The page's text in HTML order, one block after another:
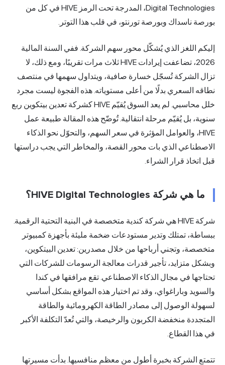
Digital Technologies، المدرجة تحت الرمز HIVE في كل من
بورصة ناسداك وبورصة تورنتو، في قلب هذا التوتر.
إليكم اللغز الذي يُشكّل محور سهم الشركة. ففي السنة المالية
2026، تضاعفت إيرادات HIVE ثلاث مرات تقريبًا، ومع ذلك، لا
تزال الشركة تُسجّل خسارة صافية، ويتداول سهمها في منتصف
نطاقه السعري بدلًا من أعلى مستوياته. هذه الفجوة ليست مجرد
خلل محاسبي. لم يعد السوق يُقيّم HIVE كشركة تعدين بيتكوين ربع
سنوية، بل يُقيّم مرحلة انتقالية. تُوضّح هذه المقالة طبيعة عمل
HIVE، والعوامل المؤثرة في سعر السهم، والتحوّل نحو الذكاء
الاصطناعي الذي بات محور القصة، والمخاطر التي يجب دراستها
قبل اتخاذ قرار الشراء.
ما هي شركة HIVE Digital Technologies؟
شركة HIVE هي شركة كندية متخصصة في البنية التحتية الرقمية.
ببساطة، تمتلك وتدير مستودعات ضخمة مليئة بأجهزة كمبيوتر
متخصصة، وتجني أرباحها من خلال مصدرين: تعدين البيتكوين،
وبشكل متزايد، تأجير قدرات معالجة الرسومات للشركات التي
تحتاجها في مجال الذكاء الاصطناعي. تقع مرافقها في كندا
والسويد وباراغواي، وقد تم اختيار هذه المواقع بشكل أساسي
لسهولة الوصول إلى مصادر الطاقة الكهرومائية والطاقة
المتجددة منخفضة الكربون والرخيصة، والتي تُعدّ التكلفة الأكبر
في هذا القطاع.
تتمتع الشركة بخبرة أطول من معظم منافسيها. بدأت مسيرتها